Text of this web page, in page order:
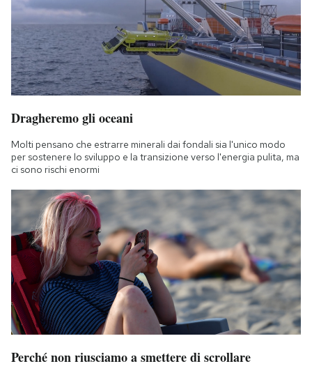
Dragheremo gli oceani
Molti pensano che estrarre minerali dai fondali sia l'unico modo
per sostenere lo sviluppo e la transizione verso l'energia pulita, ma
ci sono rischi enormi
Perché non riusciamo a smettere di scrollare